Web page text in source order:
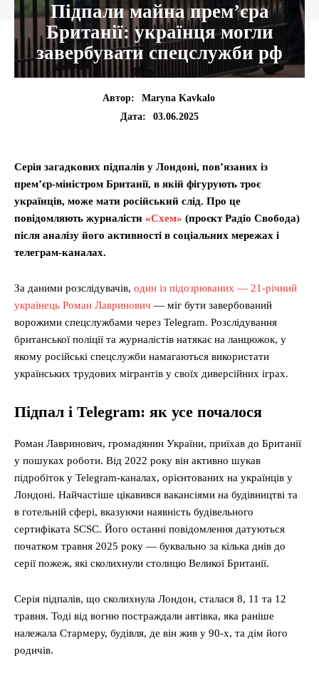
Підпали майна прем’єра
Британії: українця могли
завербувати спецслужби рф
Автор:
Maryna Kavkalo
Дата:
03.06.2025
Серія загадкових підпалів у Лондоні, пов’язаних із
прем’єр-міністром Британії, в якій фігурують троє
українців, може мати російський слід. Про це
повідомляють журналісти «Схем» (проєкт Радіо Свобода)
після аналізу його активності в соціальних мережах і
телеграм-каналах.
За даними розслідувачів, один із підозрюваних — 21-річний
українець Роман Лавринович — міг бути завербований
ворожими спецслужбами через Telegram. Розслідування
британської поліції та журналістів натякає на ланцюжок, у
якому російські спецслужби намагаються використати
українських трудових мігрантів у своїх диверсійних іграх.
Підпал і Telegram: як усе почалося
Роман Лавринович, громадянин України, приїхав до Британії
у пошуках роботи. Від 2022 року він активно шукав
підробіток у Telegram-каналах, орієнтованих на українців у
Лондоні. Найчастіше цікавився вакансіями на будівництві та
в готельній сфері, вказуючи наявність будівельного
сертифіката SCSC. Його останні повідомлення датуються
початком травня 2025 року — буквально за кілька днів до
серії пожеж, які сколихнули столицю Великої Британії.
Серія підпалів, що сколихнула Лондон, сталася 8, 11 та 12
травня. Тоді від вогню постраждали автівка, яка раніше
належала Стармеру, будівля, де він жив у 90-х, та дім його
родичів.